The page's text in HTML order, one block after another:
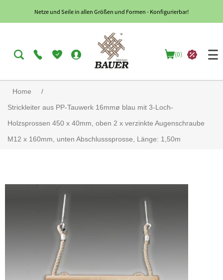
Netze und Seile in allen Größen und Formen - Konfigurierbar!
(0)
Home
/
Strickleiter aus PP-Tauwerk 16mmø blau mit 3-Loch-
Holzsprossen 450 x 40mm, oben 2 x verzinkte Augenschraube
M12 x 160mm, unten Abschlusssprosse, Länge: 1,50m